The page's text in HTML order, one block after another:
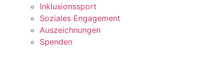
Inklusionssport
Soziales Engagement
Auszeichnungen
Spenden